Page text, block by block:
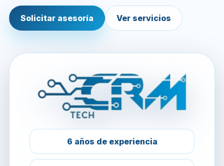
Solicitar asesoría Ver servicios
6 años de experiencia